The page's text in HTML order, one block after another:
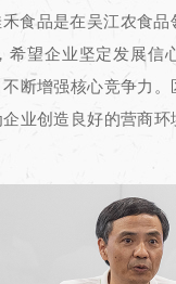
食品是在吴江农食品
希望企业坚定发展信
断增强核心竞争力。
业创造良好的营商环